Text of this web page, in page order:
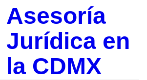
Asesoría
Jurídica en
la CDMX